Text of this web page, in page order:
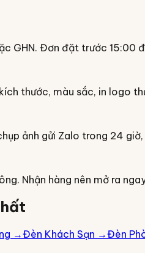
GHN. Đơn đặt trước 15:00
thước, màu sắc, in logo
ảnh gửi Zalo trong 24
Nhận hàng nên mở ra
→Đèn Khách Sạn →Đèn